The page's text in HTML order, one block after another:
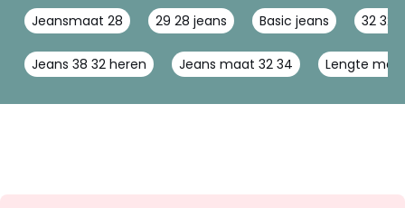
Jeansmaat 28 29 28 jeans Basic jeans 32 32
Jeans 38 32 heren Jeans maat 32 34 Lengte